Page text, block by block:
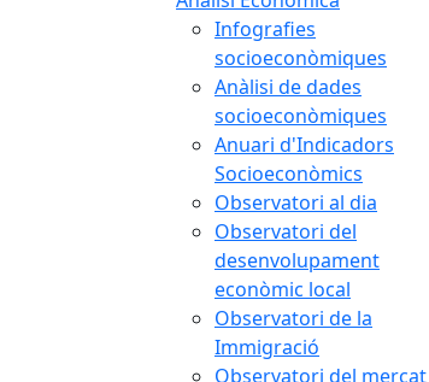
Infografies
socioeconòmiques
Anàlisi de dades
socioeconòmiques
Anuari d'Indicadors
Socioeconòmics
Observatori al dia
Observatori del
desenvolupament
econòmic local
Observatori de la
Immigració
Observatori del mercat